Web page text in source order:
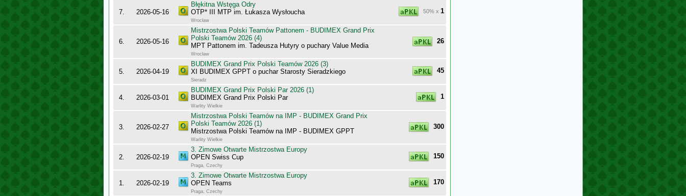
7. 2026-05-16
Błękitna Wstęga Odry
OTP* III MTP im. Łukasza Wysłoucha
Wrocław
50% x 1
6. 2026-05-16
Mistrzostwa Polski Teamów Pattonem - BUDIMEX Grand Prix
Polski Teamów 2026 (4)
MPT Pattonem im. Tadeusza Hutyry o puchary Value Media
Wrocław
26
5. 2026-04-19
BUDIMEX Grand Prix Polski Teamów 2026 (3)
XI BUDIMEX GPPT o puchar Starosty Sieradzkiego
Sieradz
45
4. 2026-03-01
BUDIMEX Grand Prix Polski Par 2026 (1)
BUDIMEX Grand Prix Polski Par
Warlity Wielkie
1
3. 2026-02-27
Mistrzostwa Polski Teamów na IMP - BUDIMEX Grand Prix
Polski Teamów 2026 (1)
Mistrzostwa Polski Teamów na IMP - BUDIMEX GPPT
Warlity Wielkie
300
2. 2026-02-19
3. Zimowe Otwarte Mistrzostwa Europy
OPEN Swiss Cup
Praga, Czechy
150
1. 2026-02-19
3. Zimowe Otwarte Mistrzostwa Europy
OPEN Teams
Praga, Czechy
170